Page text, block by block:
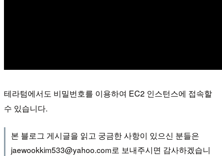
테라텀에서도 비밀번호를 이용하여 EC2 인스턴스에 접속할
수 있습니다.
본 블로그 게시글을 읽고 궁금한 사항이 있으신 분들은
jaewookkim533@yahoo.com로 보내주시면 감사하겠습니